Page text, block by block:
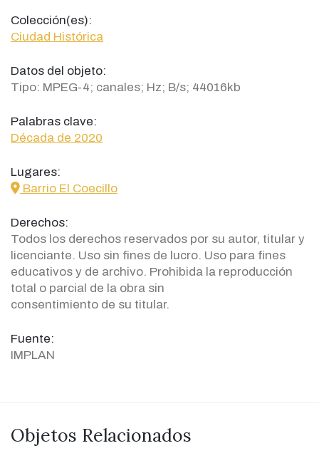
Colección(es):
Ciudad Histórica
Datos del objeto:
Tipo: MPEG-4; canales; Hz; B/s; 44016kb
Palabras clave:
Década de 2020
Lugares:
icon
Barrio El Coecillo
Derechos:
Todos los derechos reservados por su autor, titular y
licenciante. Uso sin fines de lucro. Uso para fines
educativos y de archivo. Prohibida la reproducción
total o parcial de la obra sin
consentimiento de su titular.
Fuente:
IMPLAN
Objetos Relacionados